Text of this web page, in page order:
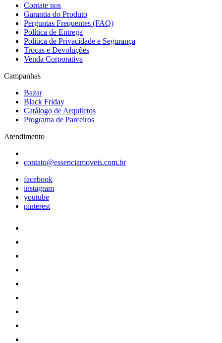
Contate nos
Garantia do Produto
Perguntas Frequentes (FAQ)
Política de Entrega
Política de Privacidade e Segurança
Trocas e Devoluções
Venda Corporativa
Campanhas
Bazar
Black Friday
Catálogo de Arquitetos
Programa de Parceiros
Atendimento
contato@essenciamoveis.com.br
facebook
instagram
youtube
pinterest